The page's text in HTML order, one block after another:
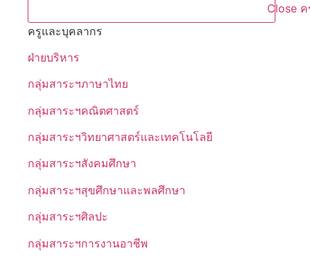
Close
ครูและบุคลากร
ฝ่ายบริหาร
กลุ่มสาระฯภาษาไทย
กลุ่มสาระฯคณิตศาสตร์
กลุ่มสาระฯวิทยาศาสตร์และเทคโนโลยี
กลุ่มสาระฯสังคมศึกษา
กลุ่มสาระฯสุขศึกษาและพลศึกษา
กลุ่มสาระฯศิลปะ
กลุ่มสาระฯการงานอาชีพ